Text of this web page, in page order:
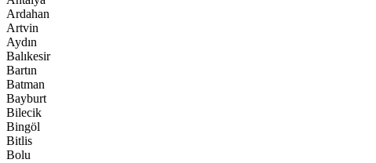
Ardahan
Artvin
Aydın
Balıkesir
Bartın
Batman
Bayburt
Bilecik
Bingöl
Bitlis
Bolu